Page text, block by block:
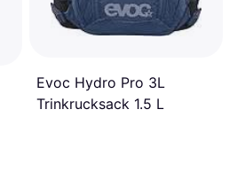
Evoc Hydro Pro 3L
Trinkrucksack 1.5 L